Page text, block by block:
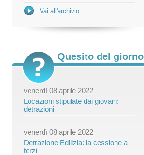
Vai all'archivio
Quesito del giorno
venerdì 08 aprile 2022
Locazioni stipulate dai giovani:
detrazioni
venerdì 08 aprile 2022
Detrazione Edilizia: la cessione a
terzi